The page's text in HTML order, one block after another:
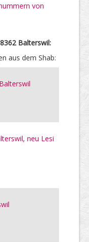
von
Balterswil:
aus dem Shab:
neu Lesi